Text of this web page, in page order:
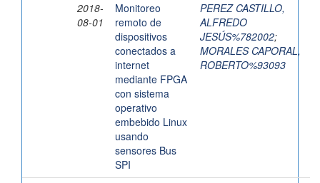
2018-
08-01
Monitoreo
remoto de
dispositivos
conectados a
internet
mediante FPGA
con sistema
operativo
embebido Linux
usando
sensores Bus
SPI
PEREZ CASTILLO,
ALFREDO
JESÚS%782002;
MORALES CAPORAL,
ROBERTO%93093